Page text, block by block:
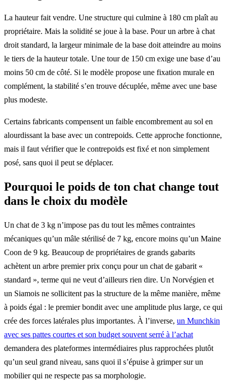
La hauteur fait vendre. Une structure qui culmine à 180 cm plaît au
propriétaire. Mais la solidité se joue à la base. Pour un arbre à chat
droit standard, la largeur minimale de la base doit atteindre au moins
le tiers de la hauteur totale. Une tour de 150 cm exige une base d’au
moins 50 cm de côté. Si le modèle propose une fixation murale en
complément, la stabilité s’en trouve décuplée, même avec une base
plus modeste.
Certains fabricants compensent un faible encombrement au sol en
alourdissant la base avec un contrepoids. Cette approche fonctionne,
mais il faut vérifier que le contrepoids est fixé et non simplement
posé, sans quoi il peut se déplacer.
Pourquoi le poids de ton chat change tout
dans le choix du modèle
Un chat de 3 kg n’impose pas du tout les mêmes contraintes
mécaniques qu’un mâle stérilisé de 7 kg, encore moins qu’un Maine
Coon de 9 kg. Beaucoup de propriétaires de grands gabarits
achètent un arbre premier prix conçu pour un chat de gabarit «
standard », terme qui ne veut d’ailleurs rien dire. Un Norvégien et
un Siamois ne sollicitent pas la structure de la même manière, même
à poids égal : le premier bondit avec une amplitude plus large, ce qui
crée des forces latérales plus importantes. À l’inverse, un Munchkin
avec ses pattes courtes et son budget souvent serré à l’achat
demandera des plateformes intermédiaires plus rapprochées plutôt
qu’un seul grand niveau, sans quoi il s’épuise à grimper sur un
mobilier qui ne respecte pas sa morphologie.